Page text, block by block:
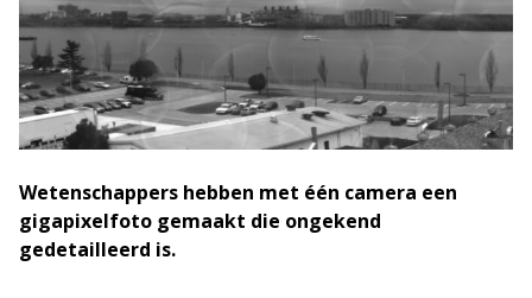
Wetenschappers hebben met één camera een
gigapixelfoto gemaakt die ongekend
gedetailleerd is.